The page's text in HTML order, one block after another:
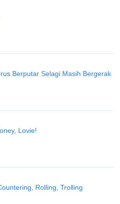
Berputar Selagi Masih Bergerak
Lovie!
Rolling, Trolling